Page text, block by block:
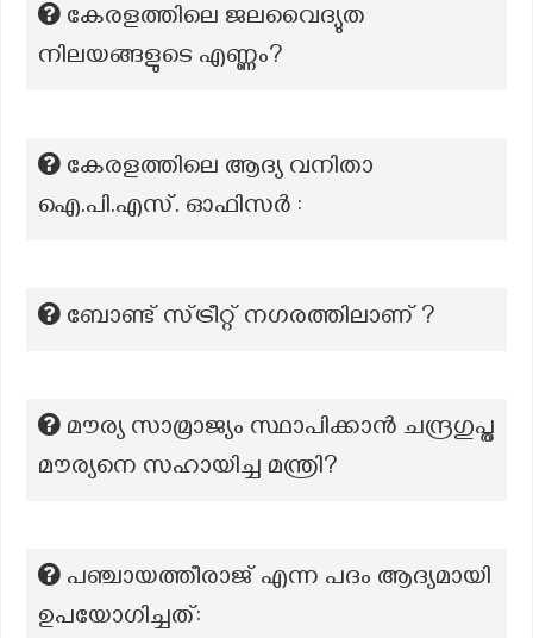
കേരളത്തിലെ ജലവൈദ്യുത
നിലയങ്ങളുടെ എണ്ണം?
കേരളത്തിലെ ആദ്യ വനിതാ
ഐ.പി.എസ്. ഓഫിസർ :
ബോണ്ട് സ്ട്രീറ്റ് നഗരത്തിലാണ് ?
മൗര്യ സാമ്രാജ്യം സ്ഥാപിക്കാൻ ചന്ദ്രഗുപ്ത
മൗര്യനെ സഹായിച്ച മന്ത്രി?
പഞ്ചായത്തീരാജ് എന്ന പദം ആദ്യമായി
ഉപയോഗിച്ചത്: